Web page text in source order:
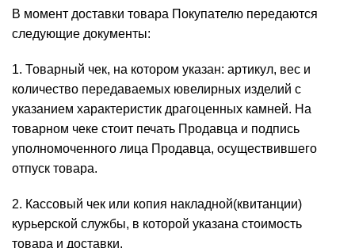
В момент доставки товара Покупателю передаются
следующие документы:
1. Товарный чек, на котором указан: артикул, вес и
количество передаваемых ювелирных изделий с
указанием характеристик драгоценных камней. На
товарном чеке стоит печать Продавца и подпись
уполномоченного лица Продавца, осуществившего
отпуск товара.
2. Кассовый чек или копия накладной(квитанции)
курьерской службы, в которой указана стоимость
товара и доставки.